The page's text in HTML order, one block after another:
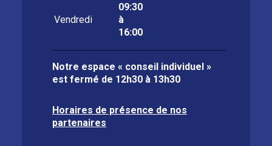
Vendredi
09:30
à
16:00
Notre espace « conseil individuel »
est fermé de 12h30 à 13h30
Horaires de présence de nos
partenaires